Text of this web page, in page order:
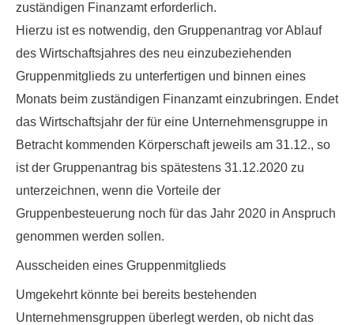
zuständigen Finanzamt erforderlich.
Hierzu ist es notwendig, den Gruppenantrag vor Ablauf
des Wirtschaftsjahres des neu einzubeziehenden
Gruppenmitglieds zu unterfertigen und binnen eines
Monats beim zuständigen Finanzamt einzubringen. Endet
das Wirtschaftsjahr der für eine Unternehmensgruppe in
Betracht kommenden Körperschaft jeweils am 31.12., so
ist der Gruppenantrag bis spätestens 31.12.2020 zu
unterzeichnen, wenn die Vorteile der
Gruppenbesteuerung noch für das Jahr 2020 in Anspruch
genommen werden sollen.
Ausscheiden eines Gruppenmitglieds
Umgekehrt könnte bei bereits bestehenden
Unternehmensgruppen überlegt werden, ob nicht das